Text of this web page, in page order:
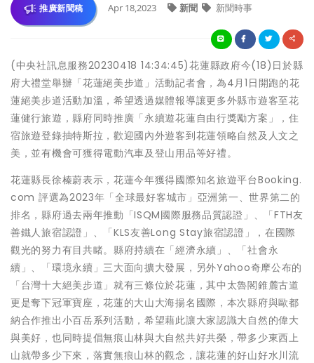
推廣新聞稿 Apr 18,2023 新聞 新聞時事
(中央社訊息服務20230418 14:34:45)花蓮縣政府今(18)日於縣
府大禮堂舉辦「花蓮絕美步道」活動記者會，為4月1日開跑的花
蓮絕美步道活動加溫，希望透過媒體報導讓更多外縣市遊客至花
蓮健行旅遊，縣府同時推廣「永續遊花蓮自由行獎勵方案」，住
宿旅遊登錄抽特斯拉，歡迎國內外遊客到花蓮領略自然及人文之
美，並有機會可獲得電動汽車及登山用品等好禮。
花蓮縣長徐榛蔚表示，花蓮今年獲得國際知名旅遊平台Booking.
com 評選為2023年「全球最好客城市」亞洲第一、世界第二的
排名，縣府過去兩年推動「ISQM國際服務品質認證」、「FTH友
善鐵人旅宿認證」、「KLS友善Long Stay旅宿認證」，在國際
觀光的努力有目共睹。縣府持續在「經濟永續」、「社會永
續」、「環境永續」三大面向擴大發展，另外Yahoo奇摩公布的
「台灣十大絕美步道」就有三條位於花蓮，其中太魯閣錐麓古道
更是奪下冠軍寶座，花蓮的大山大海揚名國際，本次縣府與歐都
納合作推出小百岳系列活動，希望藉此讓大家認識大自然的偉大
與美好，也同時提倡無痕山林與大自然共好共榮，帶多少東西上
山就帶多少下來，落實無痕山林的觀念，讓花蓮的好山好水川流